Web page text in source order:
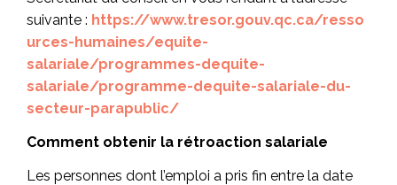
suivante : https://www.tresor.gouv.qc.ca/resso
urces-humaines/equite-
salariale/programmes-dequite-
salariale/programme-dequite-salariale-du-
secteur-parapublic/
Comment obtenir la rétroaction salariale
Les personnes dont l’emploi a pris fin entre la date